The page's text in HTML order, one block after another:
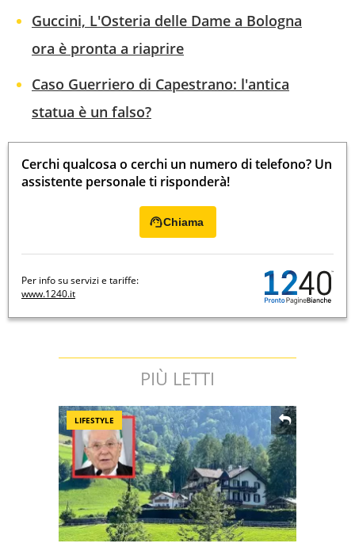
Guccini, L'Osteria delle Dame a Bologna
ora è pronta a riaprire
Caso Guerriero di Capestrano: l'antica
statua è un falso?
Cerchi qualcosa o cerchi un numero di telefono? Un
assistente personale ti risponderà!
Chiama
Per info su servizi e tariffe:
www.1240.it
PIÙ LETTI
LIFESTYLE